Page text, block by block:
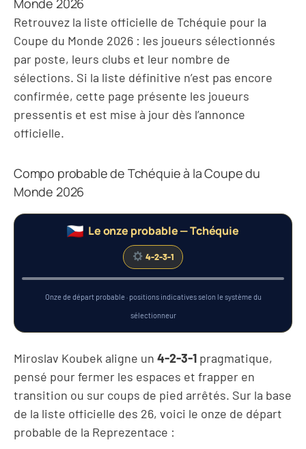
Monde 2026
Retrouvez la liste officielle de Tchéquie pour la
Coupe du Monde 2026 : les joueurs sélectionnés
par poste, leurs clubs et leur nombre de
sélections. Si la liste définitive n’est pas encore
confirmée, cette page présente les joueurs
pressentis et est mise à jour dès l’annonce
officielle.
Compo probable de Tchéquie à la Coupe du
Monde 2026
Le onze probable — Tchéquie
4-2-3-1
Onze de départ probable · positions indicatives selon le système du
sélectionneur
Miroslav Koubek aligne un 4-2-3-1 pragmatique,
pensé pour fermer les espaces et frapper en
transition ou sur coups de pied arrêtés. Sur la base
de la liste officielle des 26, voici le onze de départ
probable de la Reprezentace :